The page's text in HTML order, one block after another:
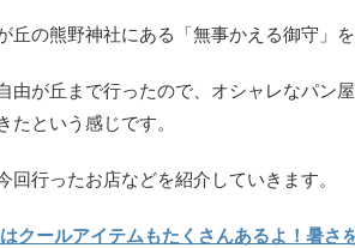
丘の熊野神社にある「無事かえる御守」を
由が丘まで行ったので、オシャレなパン
たという感じです。
回行ったお店などを紹介していきます。
クールアイテムもたくさんあるよ！暑